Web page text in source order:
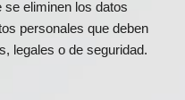
se eliminen los datos
personales que deben
legales o de seguridad.